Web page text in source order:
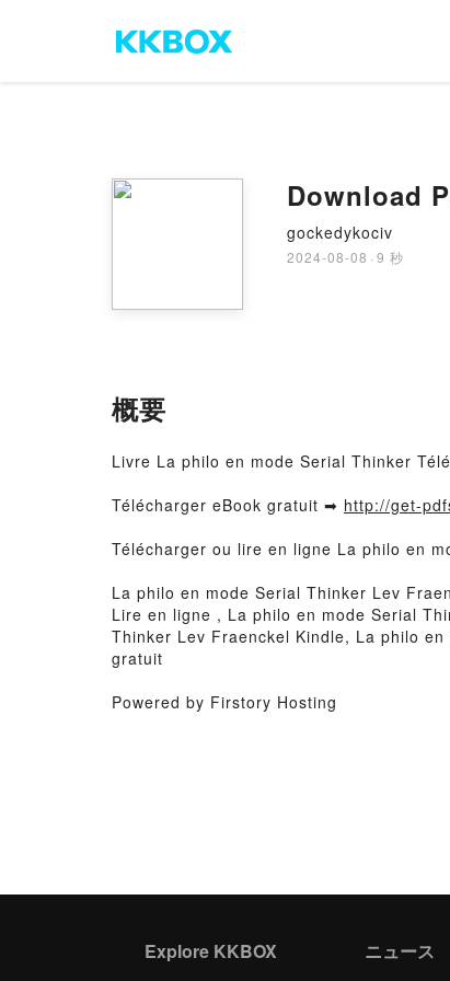
Download
gockedykociv
2024-08-08 · 9 秒
概要
Livre La philo en mode Serial Thinker
Télécharger eBook gratuit ➡ http://get-
Télécharger ou lire en ligne La philo en
La philo en mode Serial Thinker Lev
Lire en ligne , La philo en mode Serial
Thinker Lev Fraenckel Kindle, La philo
gratuit
Powered by Firstory Hosting
Explore KKBOX ニュース